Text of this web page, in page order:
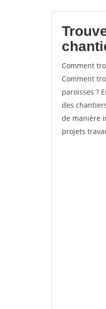
Comment
Comment
paroisses ?
des
de manière
projets